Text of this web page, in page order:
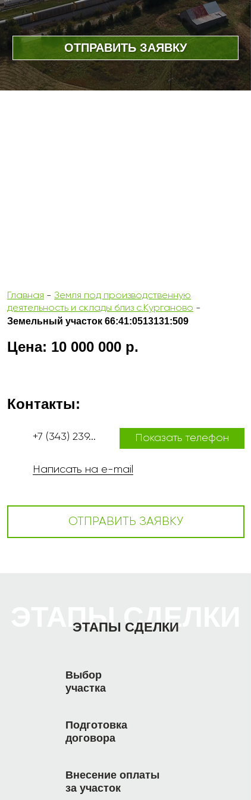
ОТПРАВИТЬ ЗАЯВКУ
Главная - Земля под производственную
деятельность и склады близ с.Курганово -
Земельный участок 66:41:0513131:509
Цена: 10 000 000 р.
Контакты:
+7 (343) 239... Показать телефон
Написать на e-mail
ОТПРАВИТЬ ЗАЯВКУ
ЭТАПЫ СДЕЛКИ
ЭТАПЫ СДЕЛКИ
Выбор
участка
Подготовка
договора
Внесение оплаты
за участок